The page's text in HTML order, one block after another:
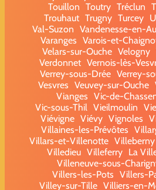
Touillon Toutry Tréclun
Trouhaut Trugny Turcey
Val-Suzon Vandenesse-en-
Varanges Varois-et-
Velars-sur-Ouche Velogny
Verdonnet Vernois-lès-
Verrey-sous-Drée Verrey-
Vesvres Veuvey-sur-Ouche
Vianges Vic-de-
Vic-sous-Thil Vieilmoulin
Viévigne Viévy Vignoles
Villaines-les-Prévôtes
Villars-et-Villenotte Villeberny
Villedieu Villeferry
La
Villeneuve-sous-
Villers-les-Pots Villers-
Villey-sur-Tille Villiers-en-